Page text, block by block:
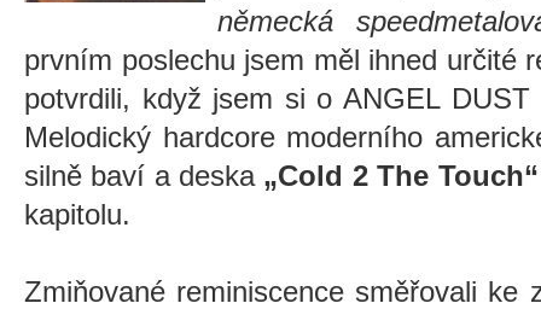
německá
prvním poslechu jsem měl ihned určité
potvrdili, když jsem si o ANGEL
Melodický hardcore moderního
silně baví a deska „Cold 2 The Touch“
kapitolu.
Zmiňované reminiscence směřovali ke